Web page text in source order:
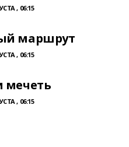
, 06:15
маршрут
, 06:15
мечеть
, 06:15